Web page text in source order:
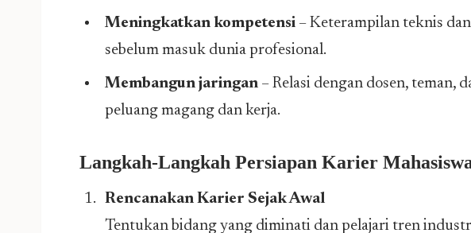
Meningkatkan kompetensi – Keterampilan teknis
sebelum masuk dunia profesional.
Membangun jaringan – Relasi dengan dosen, teman,
peluang magang dan kerja.
Langkah-Langkah Persiapan Karier
Rencanakan Karier Sejak Awal
Tentukan bidang yang diminati dan pelajari tren